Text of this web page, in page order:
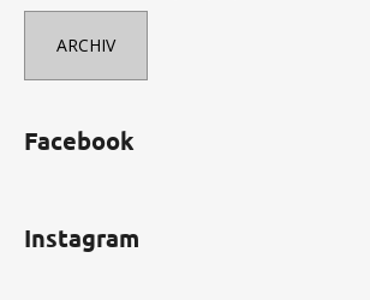
ARCHIV
Facebook
Instagram